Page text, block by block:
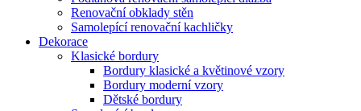
Renovační obklady stěn
Samolepící renovační kachličky
Dekorace
Klasické bordury
Bordury klasické a květinové vzory
Bordury moderní vzory
Dětské bordury